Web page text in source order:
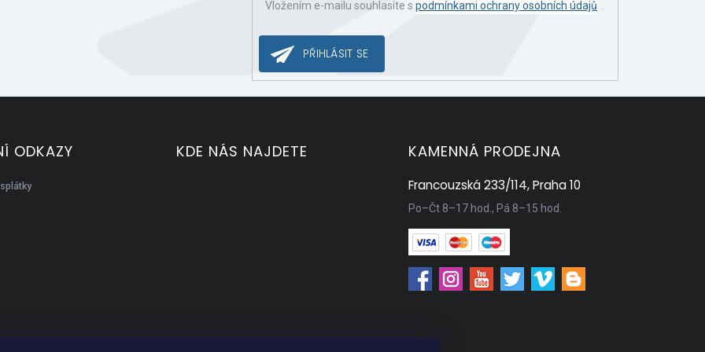
Vložením e-mailu souhlasíte s podmínkami ochrany osobních údajů
PŘIHLÁSIT SE
ODKAZY KDE NÁS NAJDETE KAMENNÁ PRODEJNA
Francouzská 233/114, Praha 10
Po–Čt 8–17 hod., Pá 8–15 hod.